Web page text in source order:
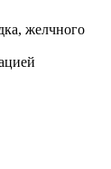
желчного